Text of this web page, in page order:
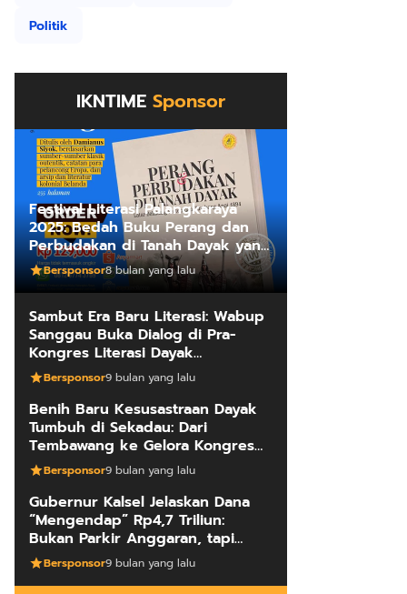
Politik
IKNTIME Sponsor
Festival Literasi Palangkaraya
2025: Bedah Buku Perang dan
Perbudakan di Tanah Dayak yang
Mengungkap Kebenaran Fakta
Sejarah
Bersponsor8 bulan yang lalu
Sambut Era Baru Literasi: Wabup
Sanggau Buka Dialog di Pra-
Kongres Literasi Dayak
Internasional
Bersponsor9 bulan yang lalu
Benih Baru Kesusastraan Dayak
Tumbuh di Sekadau: Dari
Tembawang ke Gelora Kongres
Penulis
Bersponsor9 bulan yang lalu
Gubernur Kalsel Jelaskan Dana
“Mengendap” Rp4,7 Triliun:
Bukan Parkir Anggaran, tapi
Manajemen Kas Daerah
Bersponsor9 bulan yang lalu